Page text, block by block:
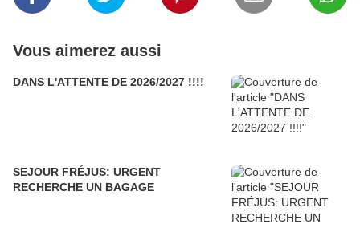
Vous aimerez aussi
DANS L'ATTENTE DE 2026/2027 !!!!
SEJOUR FRÉJUS: URGENT
RECHERCHE UN BAGAGE